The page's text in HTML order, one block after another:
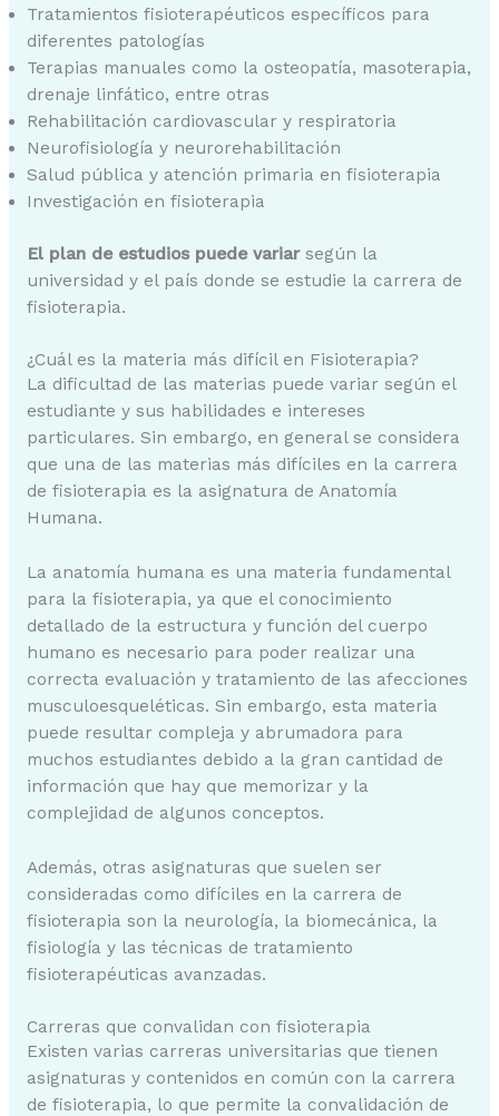
Tratamientos fisioterapéuticos específicos para
diferentes patologías
Terapias manuales como la osteopatía, masoterapia,
drenaje linfático, entre otras
Rehabilitación cardiovascular y respiratoria
Neurofisiología y neurorehabilitación
Salud pública y atención primaria en fisioterapia
Investigación en fisioterapia
El plan de estudios puede variarsegún la
universidad y el país donde se estudie la carrera de
fisioterapia.
¿Cuál es la materia más difícil en Fisioterapia?
La dificultad de las materias puede variar según el
estudiante y sus habilidades e intereses
particulares. Sin embargo, en general se considera
que una de las materias más difíciles en la carrera
de fisioterapia es la asignatura de Anatomía
Humana.
La anatomía humana es una materia fundamental
para la fisioterapia, ya que el conocimiento
detallado de la estructura y función del cuerpo
humano es necesario para poder realizar una
correcta evaluación y tratamiento de las afecciones
musculoesqueléticas. Sin embargo, esta materia
puede resultar compleja y abrumadora para
muchos estudiantes debido a la gran cantidad de
información que hay que memorizar y la
complejidad de algunos conceptos.
Además, otras asignaturas que suelen ser
consideradas como difíciles en la carrera de
fisioterapia son la neurología, la biomecánica, la
fisiología y las técnicas de tratamiento
fisioterapéuticas avanzadas.
Carreras que convalidan con fisioterapia
Existen varias carreras universitarias que tienen
asignaturas y contenidos en común con la carrera
de fisioterapia, lo que permite la convalidación de